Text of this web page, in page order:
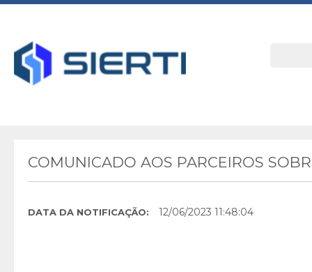
COMUNICADO AOS PARCEIROS
DATA DA NOTIFICAÇÃO: 12/06/2023 11:48:04